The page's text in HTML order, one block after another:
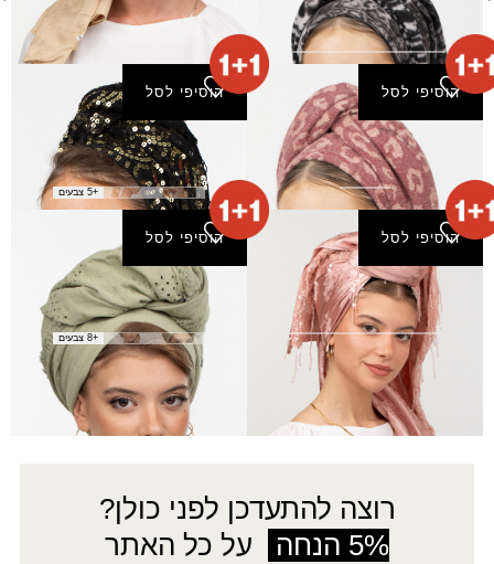
צעיף יהלומים
₪50.00
הוסיפי לסל
צעיף ישועות
₪50.00
הוסיפי לסל
צעיף כרמים
₪80.00
+5 צבעים
הוסיפי לסל
צעיף כתר
₪170.00
הוסיפי לסל
צעיף ליאם
₪140.00
+8 צבעים
1
4
←
רוצה להתעדכן לפני כולן?
5% הנחה
על כל האתר